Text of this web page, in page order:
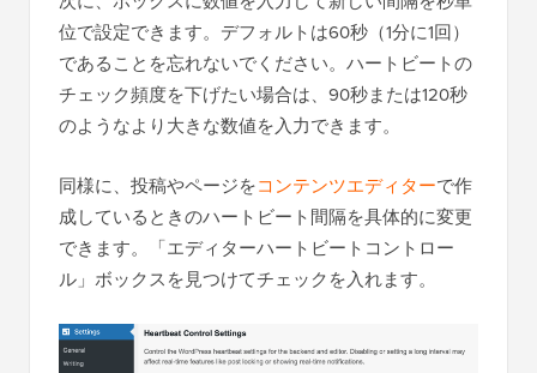
位で設定できます。デフォルトは60秒（1分に1回）
であることを忘れないでください。ハートビートの
チェック頻度を下げたい場合は、90秒または120秒
のようなより大きな数値を入力できます。
同様に、投稿やページをコンテンツエディターで作
成しているときのハートビート間隔を具体的に変更
できます。「エディターハートビートコントロー
ル」ボックスを見つけてチェックを入れます。